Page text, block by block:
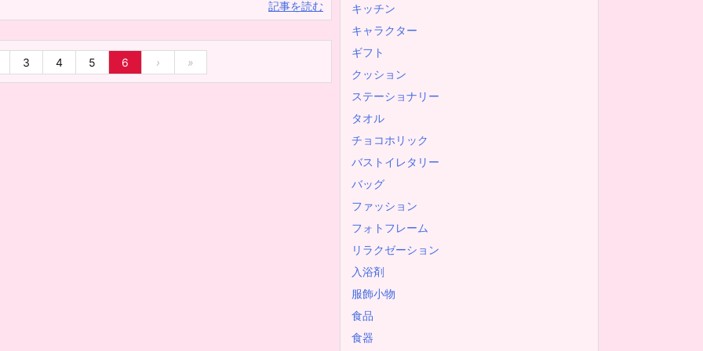
記事を読む
3 4 5 6 › »
キッチン
キャラクター
ギフト
クッション
ステーショナリー
タオル
チョコホリック
バストイレタリー
バッグ
ファッション
フォトフレーム
リラクゼーション
入浴剤
服飾小物
食品
食器